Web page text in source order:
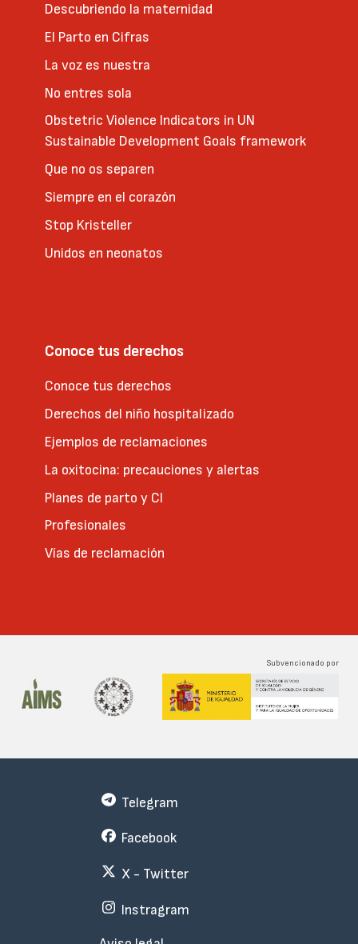
Descubriendo la maternidad
El Parto en Cifras
La voz es nuestra
No entres sola
Obstetric Violence Indicators in UN
Sustainable Development Goals framework
Que no os separen
Siempre en el corazón
Stop Kristeller
Unidos en neonatos
Conoce tus derechos
Conoce tus derechos
Derechos del niño hospitalizado
Ejemplos de reclamaciones
La oxitocina: precauciones y alertas
Planes de parto y CI
Profesionales
Vías de reclamación
Subvencionado por
Telegram
Facebook
X - Twitter
Instragram